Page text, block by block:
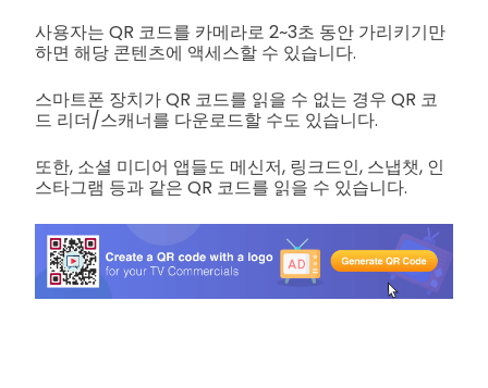
사용자는 QR 코드를 카메라로 2~3초 동안 가리키기만
하면 해당 콘텐츠에 액세스할 수 있습니다.
스마트폰 장치가 QR 코드를 읽을 수 없는 경우 QR 코
드 리더/스캐너를 다운로드할 수도 있습니다.
또한, 소셜 미디어 앱들도 메신저, 링크드인, 스냅챗, 인
스타그램 등과 같은 QR 코드를 읽을 수 있습니다.